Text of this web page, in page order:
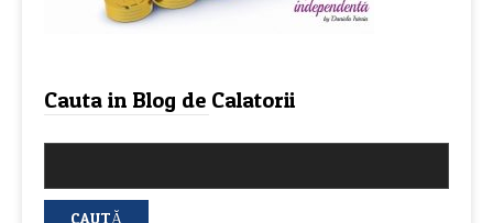
Cauta in Blog de Calatorii